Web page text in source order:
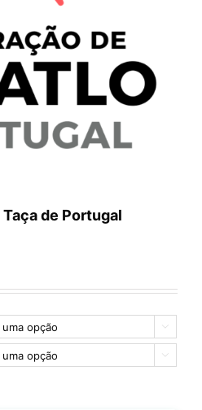
de Portugal

